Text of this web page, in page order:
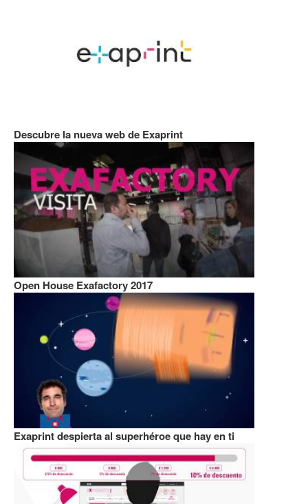
Descubre la nueva web de Exaprint
Open House Exafactory 2017
Exaprint despierta al superhéroe que hay en ti